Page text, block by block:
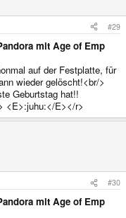
#29
mit Age of Emp
auf der Festplatte, für
wieder gelöscht!<br/>
Geburtstag hat!!
<E>:juhu:</E></r>
#30
mit Age of Emp